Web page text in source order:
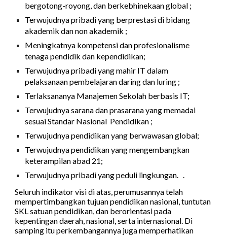
bergotong-royong, dan berkebhinekaan global ;
Terwujudnya pribadi yang berprestasi di bidang
akademik dan non akademik ;
Meningkatnya kompetensi dan profesionalisme
tenaga pendidik dan kependidikan;
Terwujudnya pribadi yang mahir IT dalam
pelaksanaan pembelajaran daring dan luring ;
Terlaksananya Manajemen Sekolah berbasis IT;
Terwujudnya sarana dan prasarana yang memadai
sesuai Standar Nasional Pendidikan ;
Terwujudnya pendidikan yang berwawasan global;
Terwujudnya pendidikan yang mengembangkan
keterampilan abad 21;
Terwujudnya pribadi yang peduli lingkungan. .
Seluruh indikator visi di atas, perumusannya telah
mempertimbangkan tujuan pendidikan nasional, tuntutan
SKL satuan pendidikan, dan berorientasi pada
kepentingan daerah, nasional, serta internasional. Di
samping itu perkembangannya juga memperhatikan